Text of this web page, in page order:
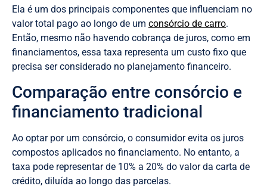
Ela é um dos principais componentes que influenciam no
valor total pago ao longo de um consórcio de carro.
Então, mesmo não havendo cobrança de juros, como em
financiamentos, essa taxa representa um custo fixo que
precisa ser considerado no planejamento financeiro.
Comparação entre consórcio e
financiamento tradicional
Ao optar por um consórcio, o consumidor evita os juros
compostos aplicados no financiamento. No entanto, a
taxa pode representar de 10% a 20% do valor da carta de
crédito, diluída ao longo das parcelas.